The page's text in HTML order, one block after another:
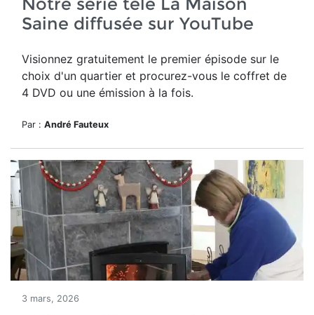
Saine diffusée sur YouTube
Visionnez gratuitement le premier épisode sur le
choix d'un quartier et procurez-vous le coffret de
4 DVD ou une émission à la fois.
Par : André Fauteux
3 mars, 2026